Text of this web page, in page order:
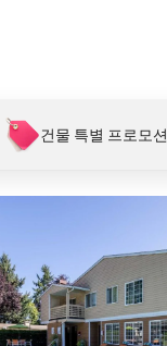
건물 특별 프로모션